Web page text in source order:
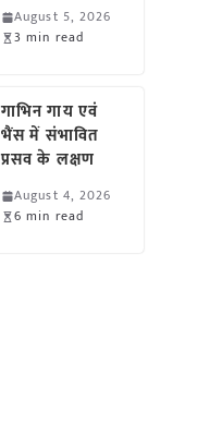
August 5, 2026
3 min read
गाभिन गाय एवं
भैंस में संभावित
प्रसव के लक्षण
August 4, 2026
6 min read